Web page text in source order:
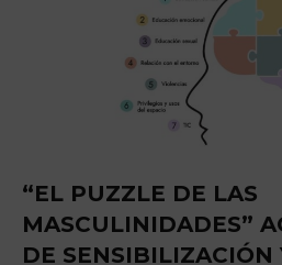
“EL PUZZLE DE LAS
MASCULINIDADES”
DE SENSIBILIZACIÓN